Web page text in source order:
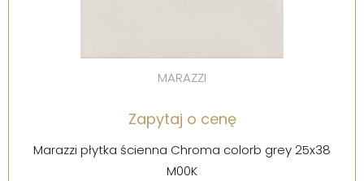
MARAZZI
Zapytaj o cenę
Marazzi płytka ścienna Chroma colorb grey 25x38
M00K